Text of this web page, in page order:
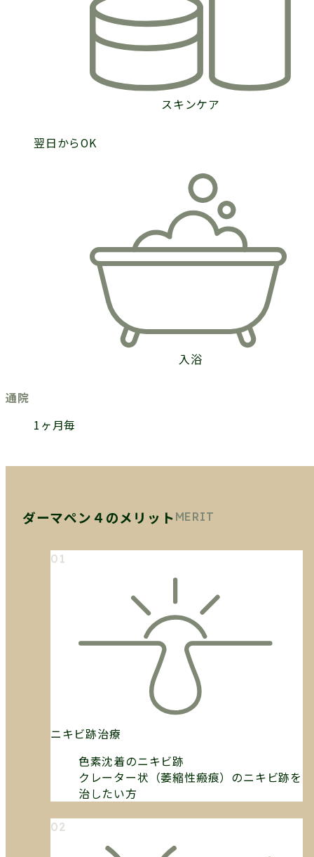
スキンケア
翌日からOK
入浴
通院
1ヶ月毎
ダーマペン４のメリット MERIT
01
ニキビ跡治療
色素沈着のニキビ跡
クレーター状（萎縮性瘢痕）のニキビ跡を
治したい方
02